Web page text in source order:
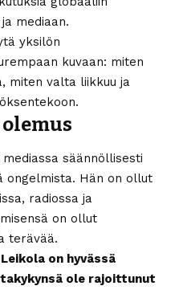
mediaan.
yksilön
kuvaan: miten
miten valta liikkuu ja
säännöllisesti
ongelmista. Hän on ollut
radiossa ja
on ollut
terävää.
Leikola on hyvässä
ole rajoittunut